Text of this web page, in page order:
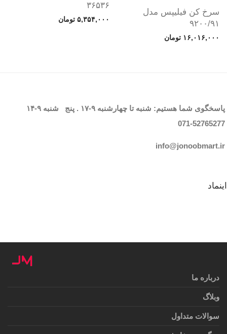
سرخ کن فیلیپس مدل
۹۲۰۰/۹۱
۱۶,۰۱۶,۰۰۰ تومان
۳۶۵۳۶
۵,۳۵۴,۰۰۰ تومان
پاسخگوی شما هستیم: شنبه تا چهارشنبه ۹-۱۷ . پنج شنبه ۹-۱۴
071-52765277
info@jonoobmart.ir
اینماد
درباره ما
وبلاگ
سوالات متداول